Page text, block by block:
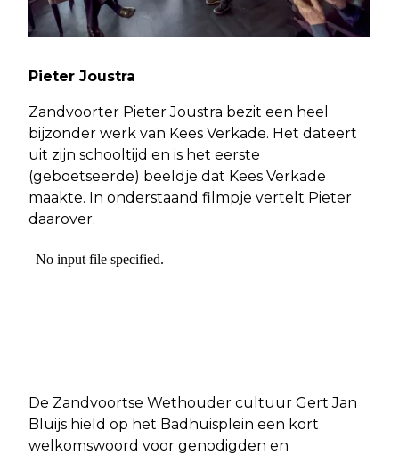
Pieter Joustra
Zandvoorter Pieter Joustra bezit een heel
bijzonder werk van Kees Verkade. Het dateert
uit zijn schooltijd en is het eerste
(geboetseerde) beeldje dat Kees Verkade
maakte. In onderstaand filmpje vertelt Pieter
daarover.
De Zandvoortse Wethouder cultuur Gert Jan
Bluijs hield op het Badhuisplein een kort
welkomswoord voor genodigden en